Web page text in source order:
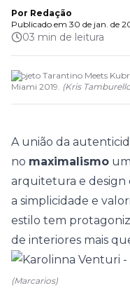
Por Redação
Publicado em 30 de jan. de
03 min de leitura
Projeto Tarantino Meets
Miami 2019. (Kris
A união da
no maximalismo
arquitetura e design
a simplicidade e
estilo tem
de interiores mais
(Marcarios)